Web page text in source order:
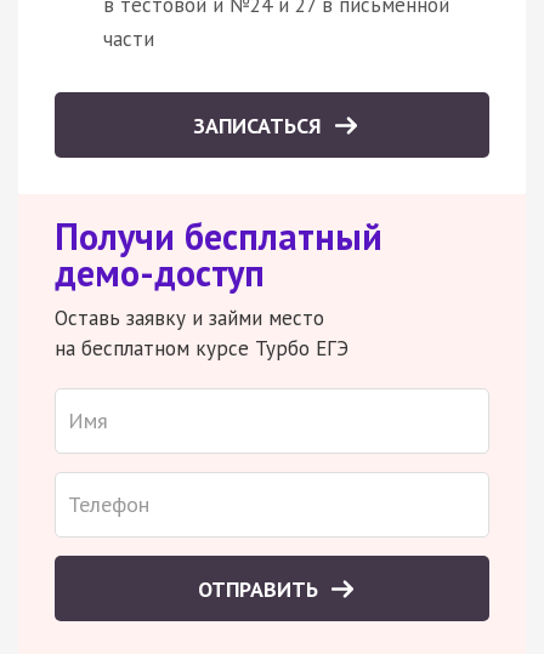
части
ЗАПИСАТЬСЯ
Получи бесплатный
демо-доступ
Оставь заявку и займи место
на бесплатном курсе Турбо ЕГЭ
ОТПРАВИТЬ